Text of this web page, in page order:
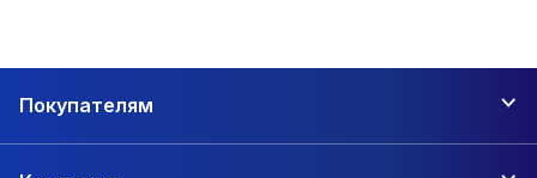
Покупателям